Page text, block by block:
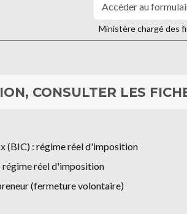
Accéder au
Ministère chargé des
CONSULTER LES
(BIC) : régime réel d'imposition
régime réel d'imposition
(fermeture volontaire)